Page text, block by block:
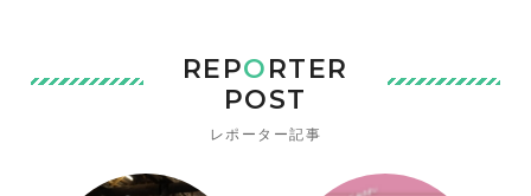
REPORTER
POST
レポーター記事